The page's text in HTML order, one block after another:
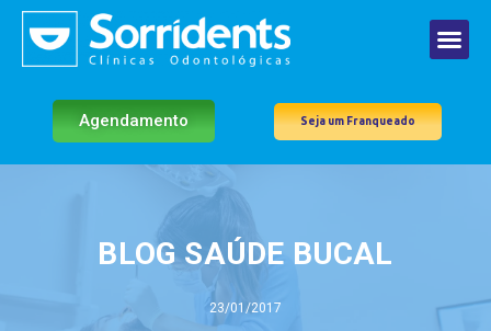
Agendamento Seja um Franqueado
BLOG SAÚDE BUCAL
23/01/2017